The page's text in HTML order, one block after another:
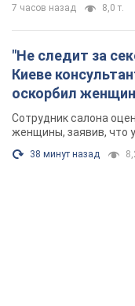
7 часов назад 8,0 т.
"Не следит за
Киеве
оскорбил
химиотерапии,
Фото
Сотрудник салона
женщины, заявив, что
38 минут назад